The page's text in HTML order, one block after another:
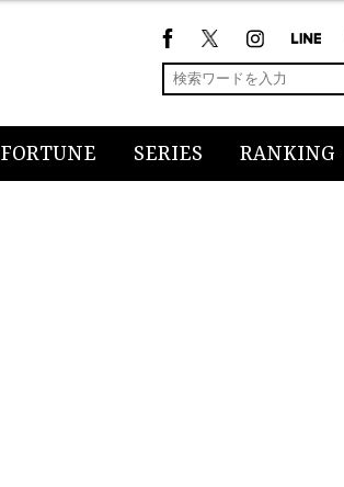
FORTUNE SERIES RANKING